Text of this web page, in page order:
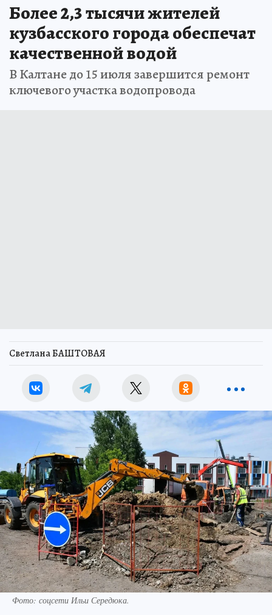
Более 2,3 тысячи жителей
кузбасского города обеспечат
качественной водой
В Калтане до 15 июля завершится ремонт
ключевого участка водопровода
Светлана БАШТОВАЯ
Фото: соцсети Ильи Середюка.